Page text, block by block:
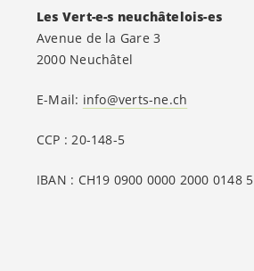
Les Vert-e-s neuchâtelois-es
Avenue de la Gare 3
2000 Neuchâtel
E-Mail: info@verts-ne.ch
CCP : 20-148-5
IBAN : CH19 0900 0000 2000 0148 5